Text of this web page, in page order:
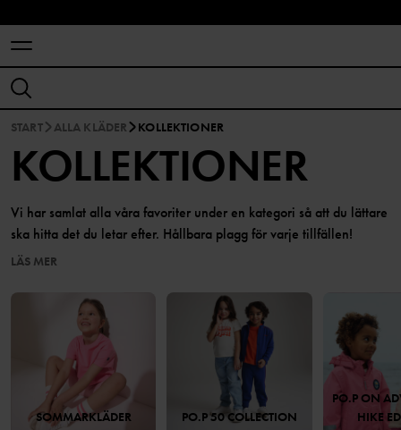
START ALLA KLÄDER KOLLEKTIONER
KOLLEKTIONER
Vi har samlat alla våra favoriter under en kategori så att du lättare
ska hitta det du letar efter. Hållbara plagg för varje tillfällen!
LÄS MER
SOMMARKLÄDER PO.P 50 COLLECTION
PO.P ON
HIKE